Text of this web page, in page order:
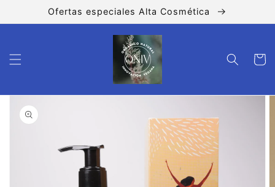
directamente
al contenido
Ofertas especiales Alta Cosmética
Carrito
directamente
a la
información